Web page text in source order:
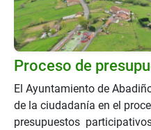
Proceso de
El Ayuntamiento de
de la ciudadanía en el
presupuestos